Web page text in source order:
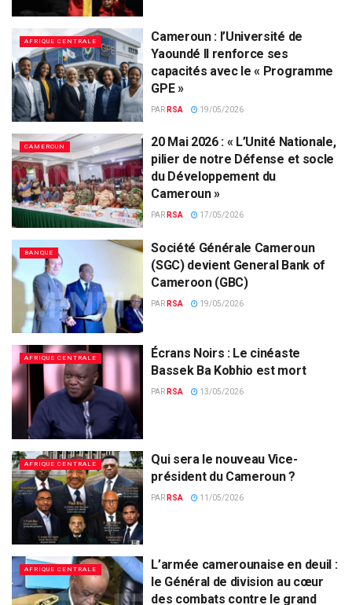
AFRIQUE CENTRALE
Cameroun : l’Université de
Yaoundé II renforce ses
capacités avec le « Programme
GPE »
PAR RSA 19/05/2026
CAMEROUN
20 Mai 2026 : « L’Unité Nationale,
pilier de notre Défense et socle
du Développement du
Cameroun »
PAR RSA 17/05/2026
BANQUE
Société Générale Cameroun
(SGC) devient General Bank of
Cameroon (GBC)
PAR RSA 19/05/2026
AFRIQUE CENTRALE
Écrans Noirs : Le cinéaste
Bassek Ba Kobhio est mort
PAR RSA 13/05/2026
AFRIQUE CENTRALE
Qui sera le nouveau Vice-
président du Cameroun ?
PAR RSA 11/05/2026
AFRIQUE CENTRALE
L’armée camerounaise en deuil :
le Général de division au cœur
des combats contre le grand